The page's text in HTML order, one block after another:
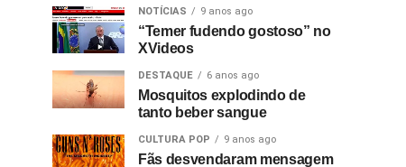
NOTÍCIAS 9 anos ago
“Temer fudendo gostoso” no
XVideos
DESTAQUE 6 anos ago
Mosquitos explodindo de
tanto beber sangue
CULTURA POP 9 anos ago
Fãs desvendaram mensagem